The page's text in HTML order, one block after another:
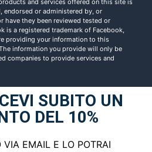
and services offered on this site is
endorsed or administered by, or
have they been reviewed tested or
is a registered trademark of Facebook,
providing your information to this
information you provide will only be
companies to provide services and
SUBITO UN
DEL 10%
VIA EMAIL E LO POTRAI